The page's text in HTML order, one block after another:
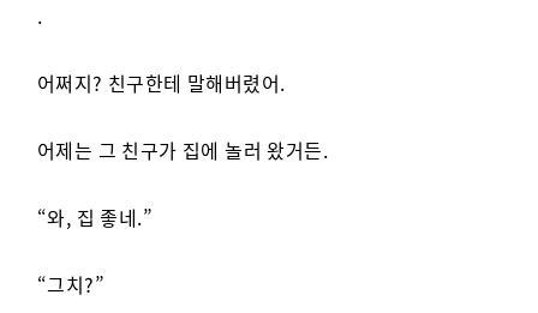
.
어쩌지? 친구한테 말해버렸어.
어제는 그 친구가 집에 놀러 왔거든.
“와, 집 좋네.”
“그치?”